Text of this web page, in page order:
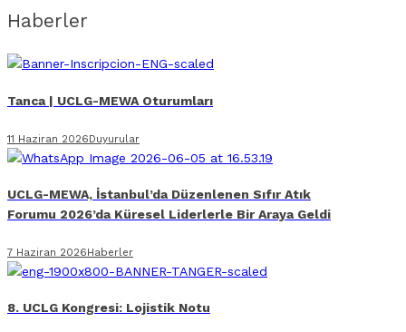
Haberler
Tanca | UCLG-MEWA Oturumları
11 Haziran 2026Duyurular
UCLG-MEWA, İstanbul’da Düzenlenen Sıfır Atık
Forumu 2026’da Küresel Liderlerle Bir Araya Geldi
7 Haziran 2026Haberler
8. UCLG Kongresi: Lojistik Notu